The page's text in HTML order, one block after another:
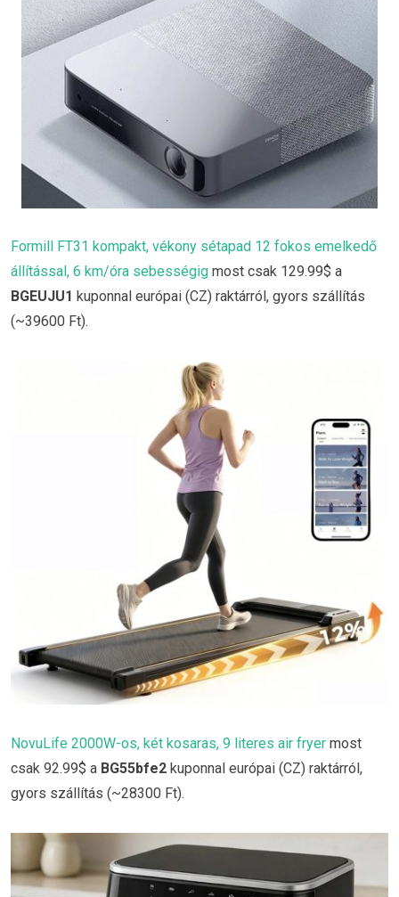
Formill FT31 kompakt, vékony sétapad 12 fokos emelkedő
állítással, 6 km/óra sebességig most csak 129.99$ a
BGEUJU1 kuponnal európai (CZ) raktárról, gyors szállítás
(~39600 Ft).
NovuLife 2000W-os, két kosaras, 9 literes air fryer most
csak 92.99$ a BG55bfe2 kuponnal európai (CZ) raktárról,
gyors szállítás (~28300 Ft).